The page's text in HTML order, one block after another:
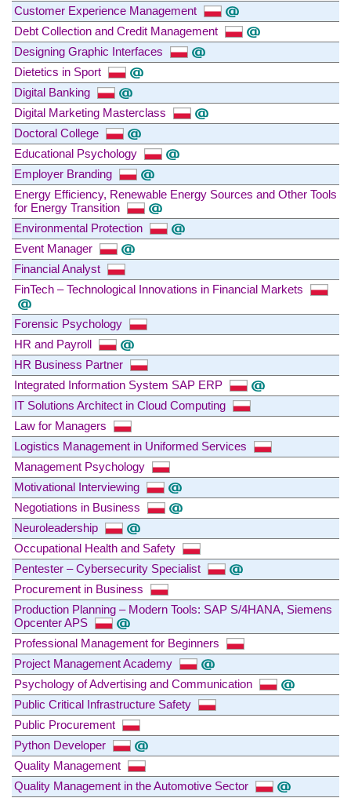
Customer Experience Management
Debt Collection and Credit Management
Designing Graphic Interfaces
Dietetics in Sport
Digital Banking
Digital Marketing Masterclass
Doctoral College
Educational Psychology
Employer Branding
Energy Efficiency, Renewable Energy Sources and Other Tools
for Energy Transition
Environmental Protection
Event Manager
Financial Analyst
FinTech – Technological Innovations in Financial Markets
Forensic Psychology
HR and Payroll
HR Business Partner
Integrated Information System SAP ERP
IT Solutions Architect in Cloud Computing
Law for Managers
Logistics Management in Uniformed Services
Management Psychology
Motivational Interviewing
Negotiations in Business
Neuroleadership
Occupational Health and Safety
Pentester – Cybersecurity Specialist
Procurement in Business
Production Planning – Modern Tools: SAP S/4HANA, Siemens
Opcenter APS
Professional Management for Beginners
Project Management Academy
Psychology of Advertising and Communication
Public Critical Infrastructure Safety
Public Procurement
Python Developer
Quality Management
Quality Management in the Automotive Sector